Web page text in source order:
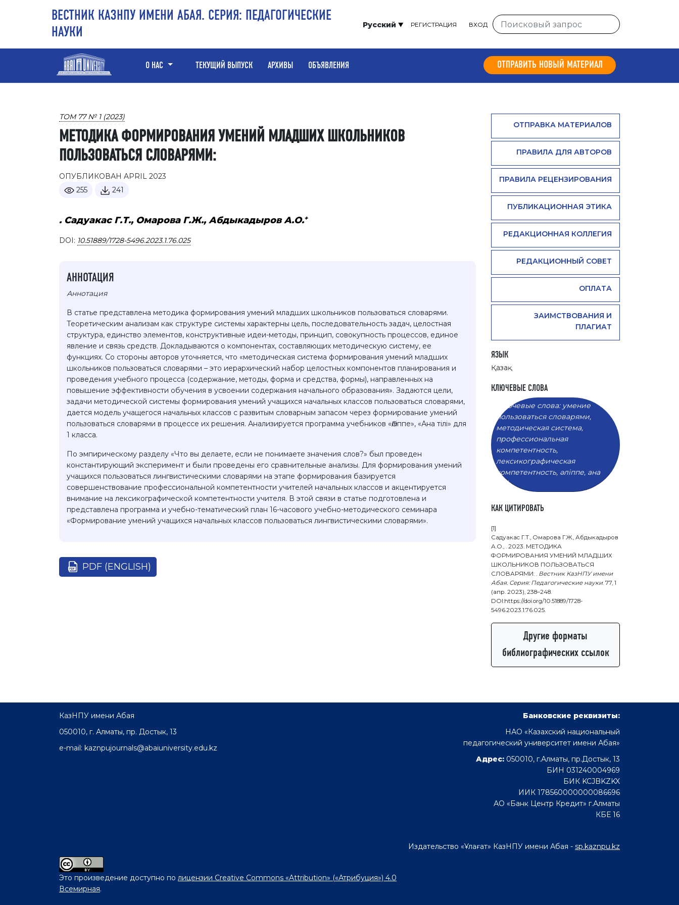
Русский РЕГИСТРАЦИЯ ВХОД
ВЕСТНИК КАЗНПУ ИМЕНИ АБАЯ. СЕРИЯ: ПЕДАГОГИЧЕСКИЕ
НАУКИ
О НАС ТЕКУЩИЙ ВЫПУСК АРХИВЫ ОБЪЯВЛЕНИЯ ОТПРАВИТЬ НОВЫЙ МАТЕРИАЛ
ТОМ 77 № 1 (2023)
МЕТОДИКА ФОРМИРОВАНИЯ УМЕНИЙ МЛАДШИХ ШКОЛЬНИКОВ
ПОЛЬЗОВАТЬСЯ СЛОВАРЯМИ:
ОПУБЛИКОВАН APRIL 2023
255
241
. Садуакас Г.Т., Омарова Г.Ж., Абдыкадыров А.О.+
DOI: 10.51889/1728-5496.2023.1.76.025
АННОТАЦИЯ
Аннотация
В статье представлена методика формирования умений младших школьников пользоваться словарями.
Теоретическим анализам как структуре системы характерны цель, последовательность задач, целостная
структура, единство элементов, конструктивные идеи-методы, принцип, совокупность процессов, единое
явление и связь средств. Докладываются о компонентах, составляющих методическую систему, ее
функциях. Со стороны авторов уточняется, что «методическая система формирования умений младших
школьников пользоваться словарями – это иерархический набор целостных компонентов планирования и
проведения учебного процесса (содержание, методы, форма и средства, формы), направленных на
повышение эффективности обучения в усвоении содержания начального образования». Задаются цели,
задачи методической системы формирования умений учащихся начальных классов пользоваться словарями,
дается модель учащегося начальных классов с развитым словарным запасом через формирование умений
пользоваться словарями в процессе их решения. Анализируется программа учебников «Әліппе», «Ана тілі» для
1 класса.
По эмпирическому разделу «Что вы делаете, если не понимаете значения слов?» был проведен
константирующий эксперимент и были проведены его сравнительные анализы. Для формирования умений
учащихся пользоваться лингвистическими словарями на этапе формирования базируется
совершенствование профессиональной компетентности учителей начальных классов и акцентируется
внимание на лексикографической компетентности учителя. В этой связи в статье подготовлена и
представлена программа и учебно-тематический план 16-часового учебно-методического семинара
«Формирование умений учащихся начальных классов пользоваться лингвистическими словарями».
PDF (ENGLISH)
ОТПРАВКА МАТЕРИАЛОВ
ПРАВИЛА ДЛЯ АВТОРОВ
ПРАВИЛА РЕЦЕНЗИРОВАНИЯ
ПУБЛИКАЦИОННАЯ ЭТИКА
РЕДАКЦИОННАЯ КОЛЛЕГИЯ
РЕДАКЦИОННЫЙ СОВЕТ
ОПЛАТА
ЗАИМСТВОВАНИЯ И
ПЛАГИАТ
ЯЗЫК
Қазақ
КЛЮЧЕВЫЕ СЛОВА
Ключевые слова: умение
пользоваться словарями,
методическая система,
профессиональная
компетентность,
лексикографическая
компетентность, әліппе, ана
тілі.
КАК ЦИТИРОВАТЬ
[1]
Садуакас Г.Т., Омарова Г.Ж., Абдыкадыров
А.О., . 2023. МЕТОДИКА
ФОРМИРОВАНИЯ УМЕНИЙ МЛАДШИХ
ШКОЛЬНИКОВ ПОЛЬЗОВАТЬСЯ
СЛОВАРЯМИ: . Вестник КазНПУ имени
Абая. Серия: Педагогические науки. 77, 1
(апр. 2023), 238–248.
DOI:https://doi.org/10.51889/1728-
5496.2023.1.76.025.
Другие форматы
библиографических ссылок
КазНПУ имени Абая
050010, г. Алматы, пр. Достык, 13
e-mail: kaznpujournals@abaiuniversity.edu.kz
Банковские реквизиты:
НАО «Казахский национальный
педагогический университет имени Абая»
Адрес: 050010, г.Алматы, пр.Достык, 13
БИН 031240004969
БИК KCJBKZKX
ИИК 178560000000086696
АО «Банк Центр Кредит» г.Алматы
КБЕ 16
Издательство «Ұлағат» КазНПУ имени Абая - sp.kaznpu.kz
Это произведение доступно по лицензии Creative Commons «Attribution» («Атрибуция») 4.0
Всемирная.